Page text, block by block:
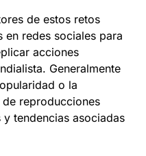
de estos retos
redes sociales para
acciones
Generalmente
o la
reproducciones
tendencias asociadas